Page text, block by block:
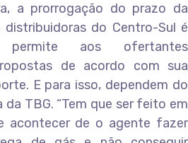
a prorrogação do prazo da
do Centro-Sul é
permite aos ofertantes
de acordo com sua
E para isso, dependem do
TBG. “Tem que ser feito em
acontecer de o agente fazer